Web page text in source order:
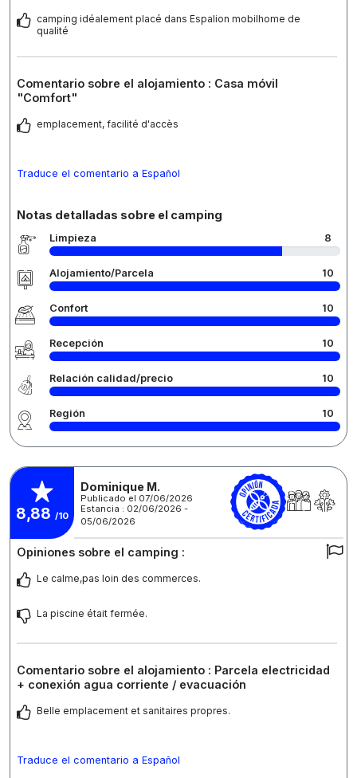
camping idéalement placé dans Espalion mobilhome de
qualité
Comentario sobre el alojamiento : Casa móvil
"Comfort"
emplacement, facilité d'accès
Traduce el comentario a Español
Notas detalladas sobre el camping
Limpieza 8
Alojamiento/Parcela 10
Confort 10
Recepción 10
Relación calidad/precio 10
Región 10
8,88 /10
Dominique M.
Publicado el 07/06/2026
Estancia : 02/06/2026 -
05/06/2026
Opiniones sobre el camping :
Le calme,pas loin des commerces.
La piscine était fermée.
Comentario sobre el alojamiento : Parcela electricidad
+ conexión agua corriente / evacuación
Belle emplacement et sanitaires propres.
Traduce el comentario a Español